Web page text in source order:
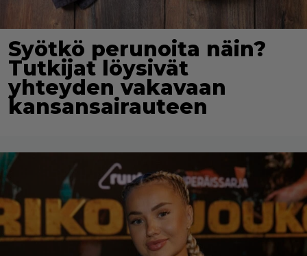
Syötkö perunoita näin?
Tutkijat löysivät
yhteyden vakavaan
kansansairauteen